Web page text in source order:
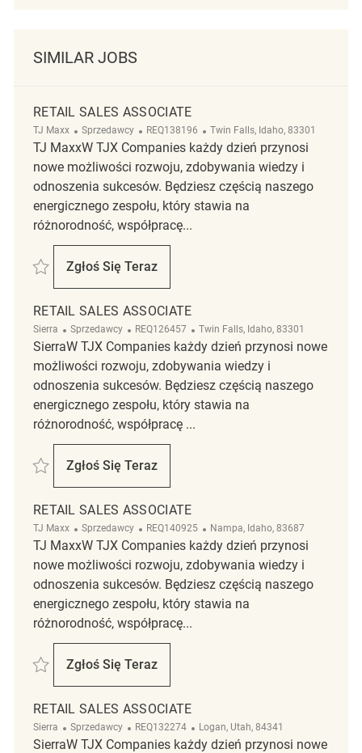
SIMILAR JOBS
RETAIL SALES ASSOCIATE
TJ Maxx Kategoria
Sprzedawcy ReqId
REQ138196 Lokalizacja
Twin Falls, Idaho, 83301
TJ MaxxW TJX Companies każdy dzień przynosi
nowe możliwości rozwoju, zdobywania wiedzy i
odnoszenia sukcesów. Będziesz częścią naszego
energicznego zespołu, który stawia na
różnorodność, współpracę...
Zapisać Retail Sales Associate REQ138196
Zgłoś Się Teraz
Retail Sales Associate
RETAIL SALES ASSOCIATE
Sierra Kategoria
Sprzedawcy ReqId
REQ126457 Lokalizacja
Twin Falls, Idaho, 83301
SierraW TJX Companies każdy dzień przynosi nowe
możliwości rozwoju, zdobywania wiedzy i
odnoszenia sukcesów. Będziesz częścią naszego
energicznego zespołu, który stawia na
różnorodność, współpracę ...
Zapisać retail sales associate REQ126457
Zgłoś Się Teraz
Retail Sales Associate
RETAIL SALES ASSOCIATE
TJ Maxx Kategoria
Sprzedawcy ReqId
REQ140925 Lokalizacja
Nampa, Idaho, 83687
TJ MaxxW TJX Companies każdy dzień przynosi
nowe możliwości rozwoju, zdobywania wiedzy i
odnoszenia sukcesów. Będziesz częścią naszego
energicznego zespołu, który stawia na
różnorodność, współpracę...
Zapisać Retail Sales Associate REQ140925
Zgłoś Się Teraz
Retail Sales Associate
RETAIL SALES ASSOCIATE
Sierra Kategoria
Sprzedawcy ReqId
REQ132274 Lokalizacja
Logan, Utah, 84341
SierraW TJX Companies każdy dzień przynosi nowe